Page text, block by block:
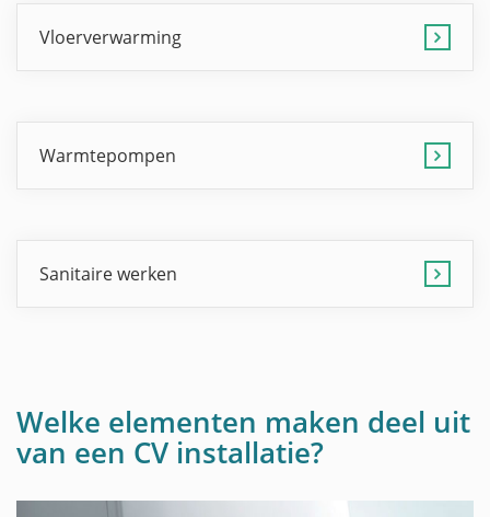
Vloerverwarming
Warmtepompen
Sanitaire werken
Welke elementen maken deel uit
van een CV installatie?